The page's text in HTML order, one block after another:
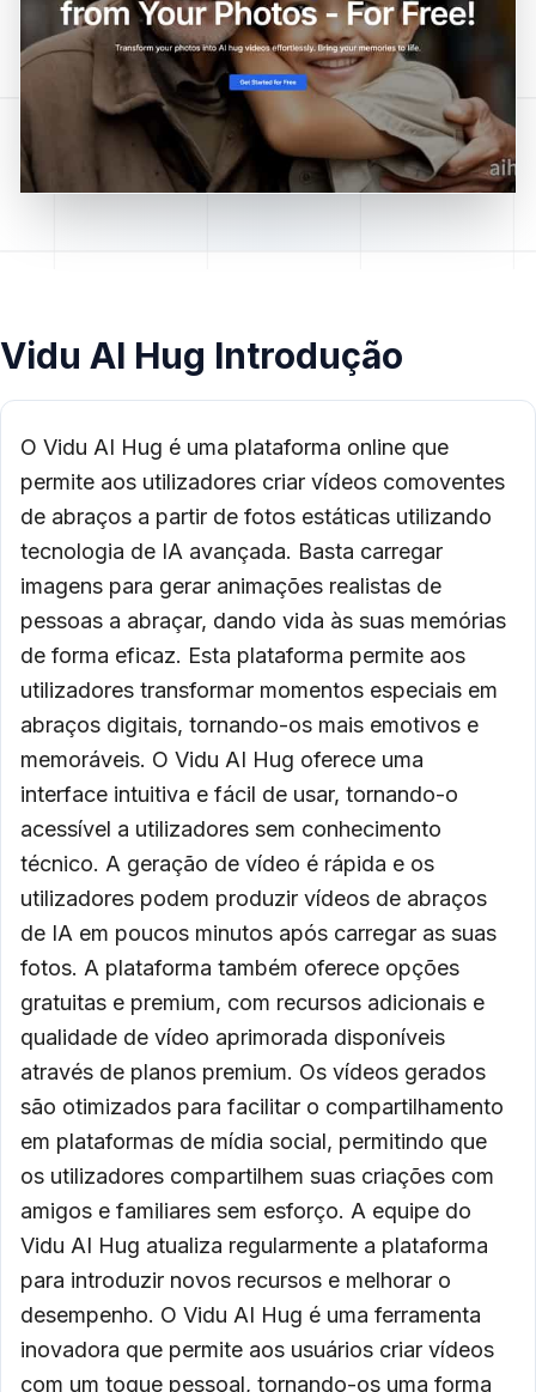
Vidu AI Hug Introdução
O Vidu AI Hug é uma plataforma online que
permite aos utilizadores criar vídeos comoventes
de abraços a partir de fotos estáticas utilizando
tecnologia de IA avançada. Basta carregar
imagens para gerar animações realistas de
pessoas a abraçar, dando vida às suas memórias
de forma eficaz. Esta plataforma permite aos
utilizadores transformar momentos especiais em
abraços digitais, tornando-os mais emotivos e
memoráveis. O Vidu AI Hug oferece uma
interface intuitiva e fácil de usar, tornando-o
acessível a utilizadores sem conhecimento
técnico. A geração de vídeo é rápida e os
utilizadores podem produzir vídeos de abraços
de IA em poucos minutos após carregar as suas
fotos. A plataforma também oferece opções
gratuitas e premium, com recursos adicionais e
qualidade de vídeo aprimorada disponíveis
através de planos premium. Os vídeos gerados
são otimizados para facilitar o compartilhamento
em plataformas de mídia social, permitindo que
os utilizadores compartilhem suas criações com
amigos e familiares sem esforço. A equipe do
Vidu AI Hug atualiza regularmente a plataforma
para introduzir novos recursos e melhorar o
desempenho. O Vidu AI Hug é uma ferramenta
inovadora que permite aos usuários criar vídeos
com um toque pessoal, tornando-os uma forma